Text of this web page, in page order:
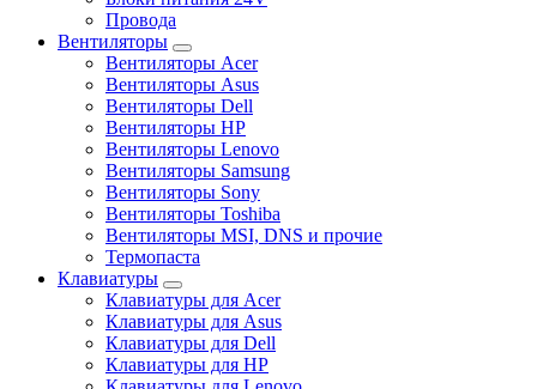
Провода
Вентиляторы
Вентиляторы Acer
Вентиляторы Asus
Вентиляторы Dell
Вентиляторы HP
Вентиляторы Lenovo
Вентиляторы Samsung
Вентиляторы Sony
Вентиляторы Toshiba
Вентиляторы MSI, DNS и прочие
Термопаста
Клавиатуры
Клавиатуры для Acer
Клавиатуры для Asus
Клавиатуры для Dell
Клавиатуры для HP